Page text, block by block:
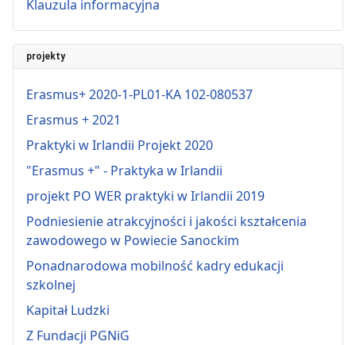
Klauzula informacyjna
projekty
Erasmus+ 2020-1-PL01-KA 102-080537
Erasmus + 2021
Praktyki w Irlandii Projekt 2020
"Erasmus +" - Praktyka w Irlandii
projekt PO WER praktyki w Irlandii 2019
Podniesienie atrakcyjności i jakości kształcenia
zawodowego w Powiecie Sanockim
Ponadnarodowa mobilność kadry edukacji
szkolnej
Kapitał Ludzki
Z Fundacji PGNiG